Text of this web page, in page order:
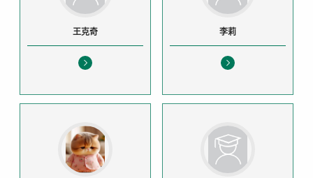
王克奇 李莉